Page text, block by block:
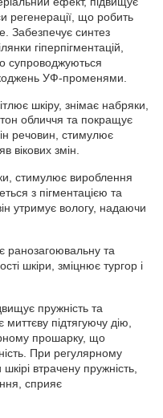
регенерації, що робить
Забезпечує синтез
гіперпігментацій,
супроводжуються
УФ-променями.
шкіру, знімає набряки,
тон обличчя та покращує
речовин, стимулює
вікових змін.
стимулює вироблення
з пігментацією та
утримує вологу, надаючи
ранозагоювальну та
шкіри, зміцнює тургор і
пружність та
миттєву підтягуючу дію,
прошарку, що
При регулярному
втрачену пружність,
сприяє